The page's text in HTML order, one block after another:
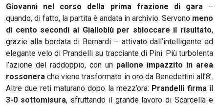
Giovanni nel corso della prima frazione di gara –
quando, di fatto, la partita è andata in archivio. Servono meno
di cento secondi ai Gialloblù per sbloccare il risultato,
grazie alla bordata di Bernardi – attivato dall’intelligente ed
elegante velo di Prandelli su tracciante di Pini. Più turbolenta
l’azione del raddoppio, con un pallone impazzito in area
rossonera che viene trasformato in oro da Benedettini all’8’.
Altre due reti maturano dopo la mezz’ora: Prandelli firma il
3-0 sottomisura, sfruttando il grande lavoro di Scarcella e